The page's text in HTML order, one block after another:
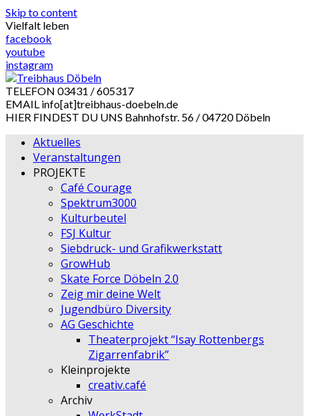
Skip to content
Vielfalt leben
facebook
youtube
instagram
TELEFON 03431 / 605317
EMAIL info[at]treibhaus-doebeln.de
HIER FINDEST DU UNS Bahnhofstr. 56 / 04720 Döbeln
Aktuelles
Veranstaltungen
PROJEKTE
Café Courage
Spektrum3000
Kulturbeutel
FSJ Kultur
Siebdruck- und Grafikwerkstatt
GrowHub
Skate Force Döbeln 2.0
Zeig mir deine Welt
Jugendbüro Diversity
AG Geschichte
Theaterprojekt “Isay Rottenbergs
Zigarrenfabrik”
Kleinprojekte
creativ.café
Archiv